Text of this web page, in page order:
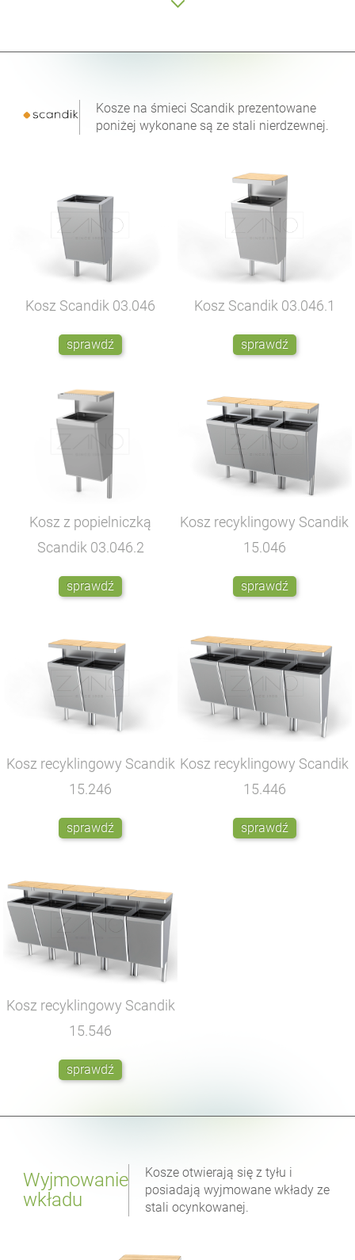
Kosze na śmieci Scandik prezentowane
poniżej wykonane są ze stali nierdzewnej.
Kosz Scandik 03.046
sprawdź
Kosz Scandik 03.046.1
sprawdź
Kosz z popielniczką
Scandik 03.046.2
sprawdź
Kosz recyklingowy Scandik
15.046
sprawdź
Kosz recyklingowy Scandik
15.246
sprawdź
Kosz recyklingowy Scandik
15.446
sprawdź
Kosz recyklingowy Scandik
15.546
sprawdź
Wyjmowanie
wkładu
Kosze otwierają się z tyłu i
posiadają wyjmowane wkłady ze
stali ocynkowanej.